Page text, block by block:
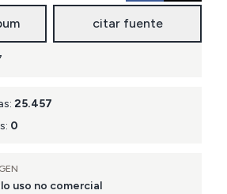
citar fuente
25.457
0
uso no comercial